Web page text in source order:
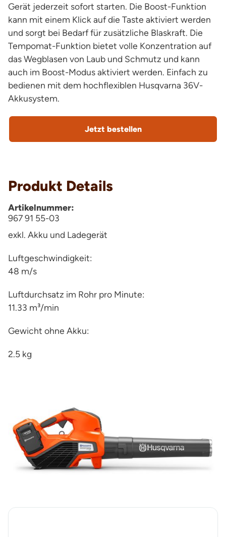
Gerät jederzeit sofort starten. Die Boost-Funktion
kann mit einem Klick auf die Taste aktiviert werden
und sorgt bei Bedarf für zusätzliche Blaskraft. Die
Tempomat-Funktion bietet volle Konzentration auf
das Wegblasen von Laub und Schmutz und kann
auch im Boost-Modus aktiviert werden. Einfach zu
bedienen mit dem hochflexiblen Husqvarna 36V-
Akkusystem.
Jetzt bestellen
Produkt Details
Artikelnummer:
967 91 55-03
exkl. Akku und Ladegerät
Luftgeschwindigkeit:
48 m/s
Luftdurchsatz im Rohr pro Minute:
11.33 m³/min
Gewicht ohne Akku:
2.5 kg